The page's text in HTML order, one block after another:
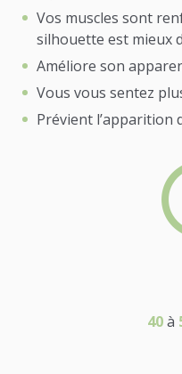
Vos muscles sont
silhouette est mieux
Améliore son
Vous vous sentez
Prévient l’apparition
40à